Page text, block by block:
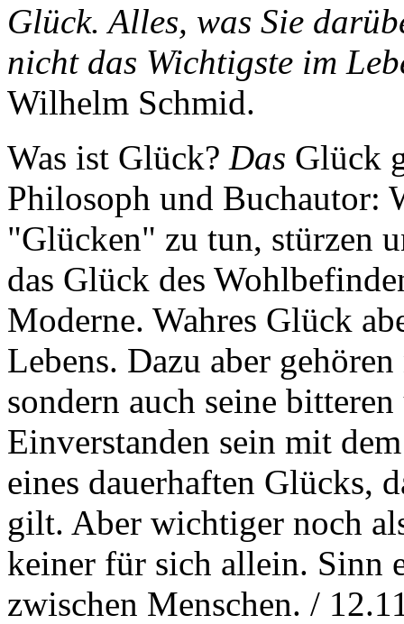
Glück. Alles, was Sie
nicht das Wichtigste im
Wilhelm Schmid.
Was ist Glück? Das Glück
Philosoph und Buchautor:
"Glücken" zu tun, stürzen
das Glück des
Moderne. Wahres Glück
Lebens. Dazu aber
sondern auch seine
Einverstanden sein mit
eines dauerhaften Glücks,
gilt. Aber wichtiger noch
keiner für sich allein. Sinn
zwischen Menschen. /